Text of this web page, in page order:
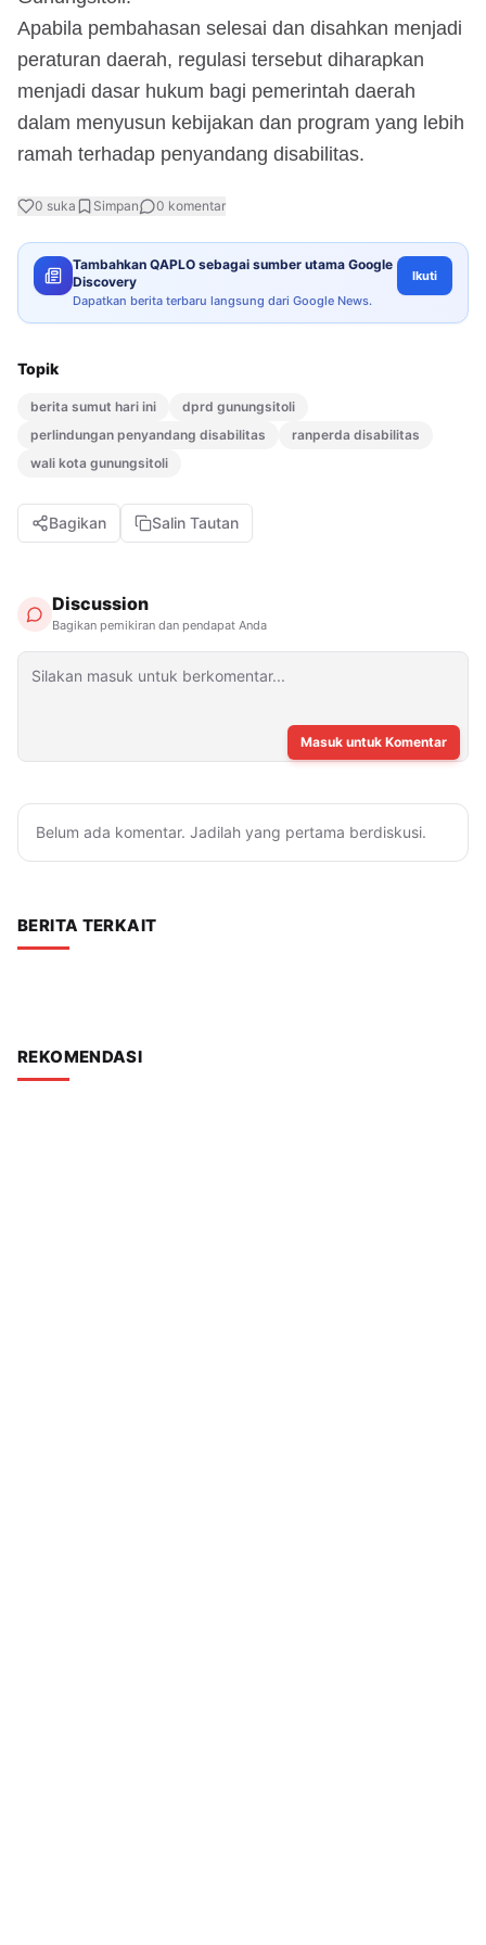
Apabila pembahasan selesai dan disahkan menjadi
peraturan daerah, regulasi tersebut diharapkan
menjadi dasar hukum bagi pemerintah daerah
dalam menyusun kebijakan dan program yang lebih
ramah terhadap penyandang disabilitas.
0 suka Simpan 0 komentar
Tambahkan QAPLO sebagai sumber utama Google
Discovery
Dapatkan berita terbaru langsung dari Google News.
Ikuti
Topik
berita sumut hari ini
dprd gunungsitoli
perlindungan penyandang disabilitas
ranperda disabilitas
wali kota gunungsitoli
Bagikan Salin Tautan
Discussion
Bagikan pemikiran dan pendapat Anda
Masuk untuk Komentar
Belum ada komentar. Jadilah yang pertama berdiskusi.
BERITA TERKAIT
REKOMENDASI